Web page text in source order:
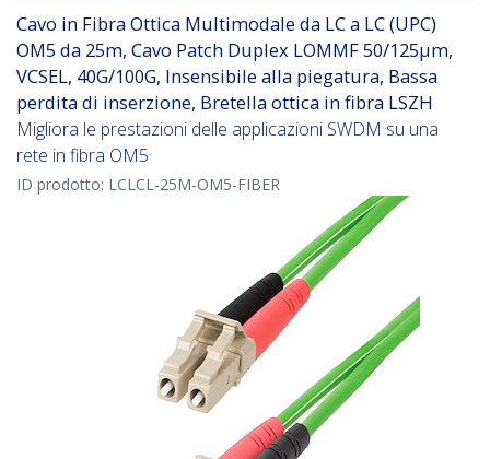
Cavo in Fibra Ottica Multimodale da LC a LC (UPC)
OM5 da 25m, Cavo Patch Duplex LOMMF 50/125µm,
VCSEL, 40G/100G, Insensibile alla piegatura, Bassa
perdita di inserzione, Bretella ottica in fibra LSZH
Migliora le prestazioni delle applicazioni SWDM su una
rete in fibra OM5
ID prodotto: LCLCL-25M-OM5-FIBER